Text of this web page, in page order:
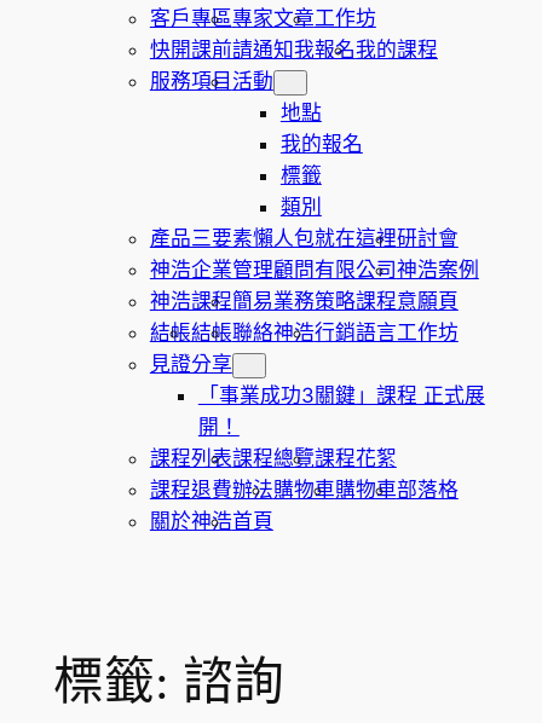
客戶專區專家文章工作坊
快開課前請通知我報名我的課程
服務項目 活動
地點
我的報名
標籤
類別
產品三要素懶人包就在這裡研討會
神浩企業管理顧問有限公司神浩案例
神浩課程簡易業務策略課程意願頁
結帳結帳聯絡神浩行銷語言工作坊
見證分享
「事業成功3關鍵」課程 正式展
開！
課程列表課程總覽課程花絮
課程退費辦法購物車購物車部落格
關於神浩首頁
標籤: 諮詢